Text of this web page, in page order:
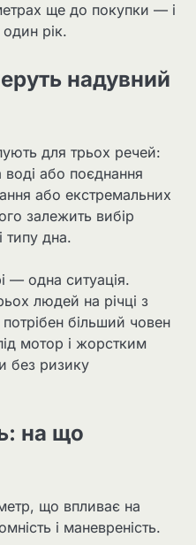
ще до покупки — і
рік.
надувний
для трьох речей:
або поєднання
або екстремальних
залежить вибір
типу дна.
— одна ситуація.
людей на річці з
більший човен
мотор і жорстким
без ризику
на що
що впливає на
і маневреність.